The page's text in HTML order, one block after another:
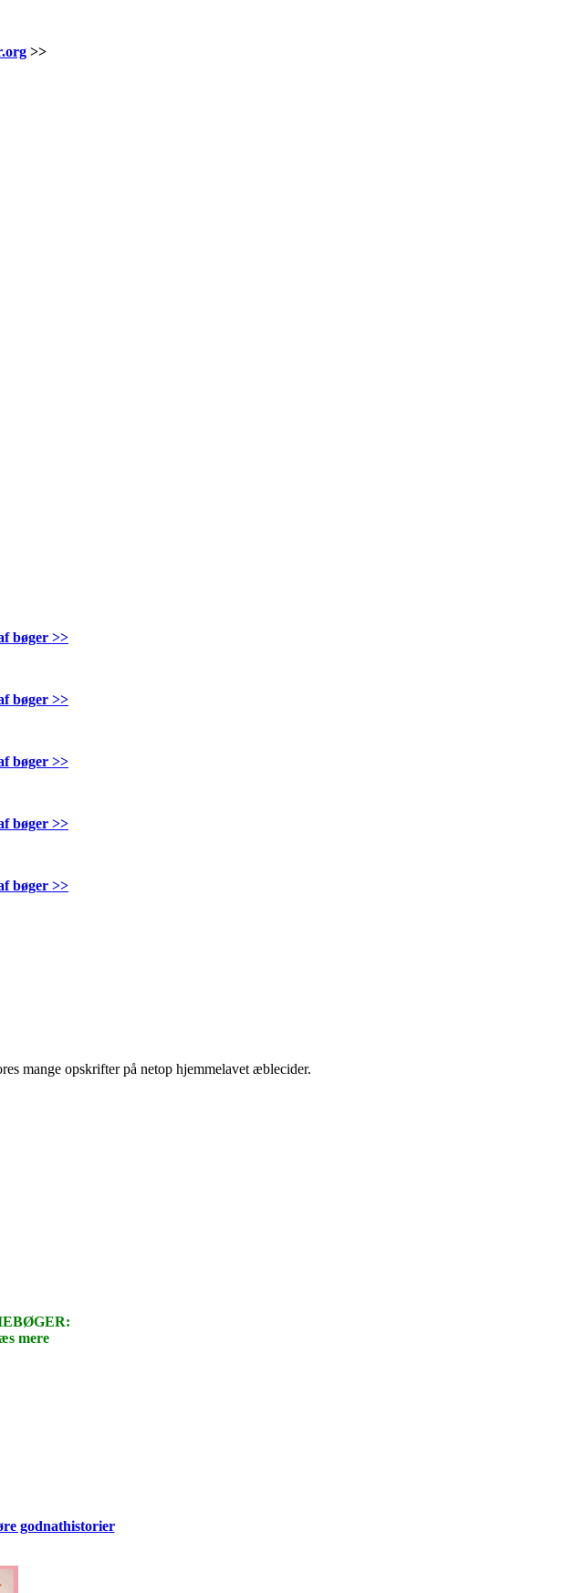
>>
bøger >>
bøger >>
bøger >>
bøger >>
bøger >>
mange opskrifter på netop hjemmelavet æblecider.
mere